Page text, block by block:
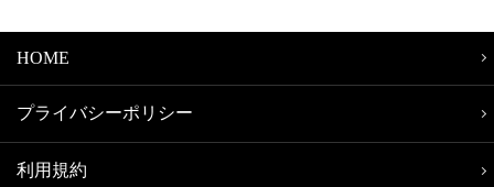
HOME
プライバシーポリシー
利用規約